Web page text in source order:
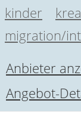
kinder
migration/
Anbieter
Angebot-